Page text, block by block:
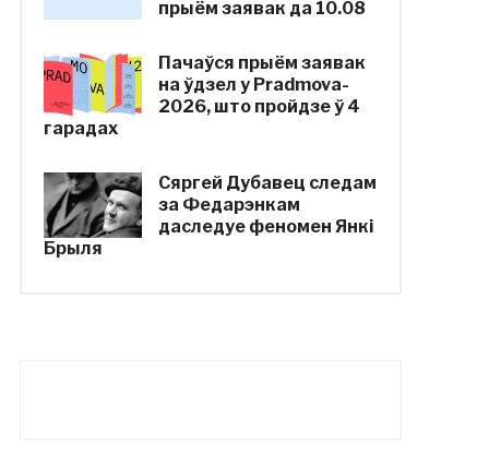
прыём заявак да 10.08
Пачаўся прыём заявак
на ўдзел у Pradmova-
2026, што пройдзе ў 4
гарадах
Сяргей Дубавец следам
за Федарэнкам
даследуе феномен Янкі
Брыля